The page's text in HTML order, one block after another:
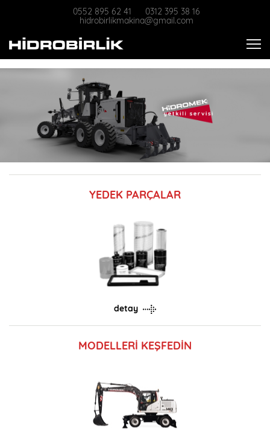
0552 895 62 41
0312 395 38 16
hidrobirlikmakina@gmail.com
YEDEK PARÇALAR
detay
MODELLERİ KEŞFEDİN